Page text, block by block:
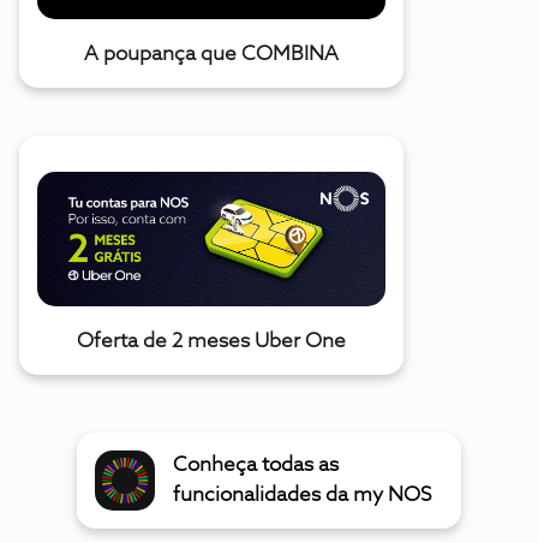
A poupança que COMBINA
Oferta de 2 meses Uber One
Conheça todas as
funcionalidades da my NOS